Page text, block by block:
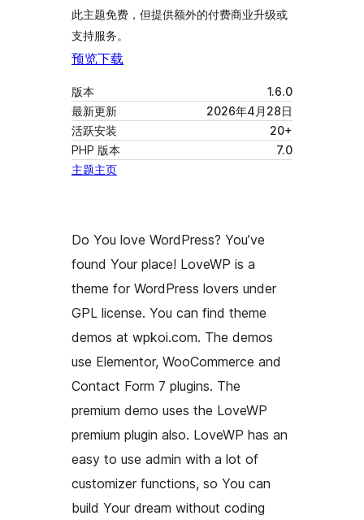
此主题免费，但提供额外的付费商业升级或
支持服务。
预览下载
版本
1.6.0
最新更新
2026年4月28日
活跃安装
20+
PHP 版本
7.0
主题主页
Do You love WordPress? You’ve
found Your place! LoveWP is a
theme for WordPress lovers under
GPL license. You can find theme
demos at wpkoi.com. The demos
use Elementor, WooCommerce and
Contact Form 7 plugins. The
premium demo uses the LoveWP
premium plugin also. LoveWP has an
easy to use admin with a lot of
customizer functions, so You can
build Your dream without coding